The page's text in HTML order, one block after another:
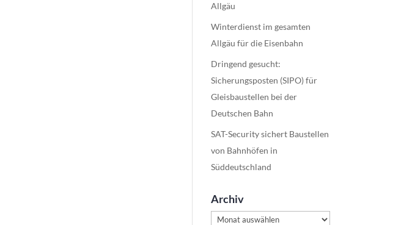
Allgäu
Winterdienst im gesamten
Allgäu für die Eisenbahn
Dringend gesucht:
Sicherungsposten (SIPO) für
Gleisbaustellen bei der
Deutschen Bahn
SAT-Security sichert Baustellen
von Bahnhöfen in
Süddeutschland
Archiv
Archiv